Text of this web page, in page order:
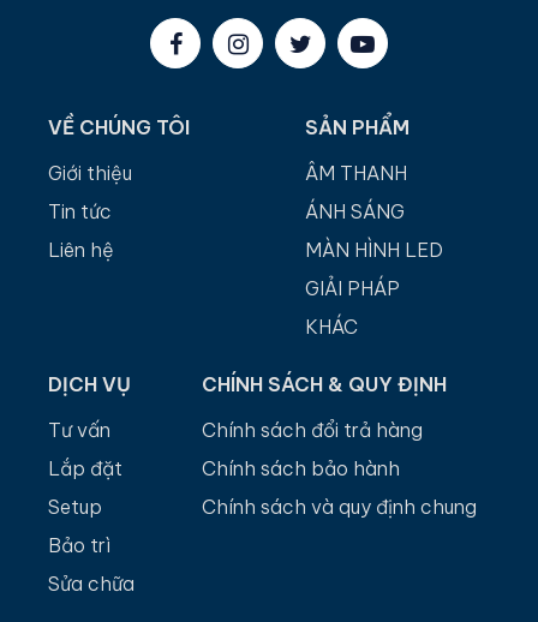
VỀ CHÚNG TÔI
Giới thiệu
Tin tức
Liên hệ
SẢN PHẨM
ÂM THANH
ÁNH SÁNG
MÀN HÌNH LED
GIẢI PHÁP
KHÁC
DỊCH VỤ
Tư vấn
Lắp đặt
Setup
Bảo trì
Sửa chữa
CHÍNH SÁCH & QUY ĐỊNH
Chính sách đổi trả hàng
Chính sách bảo hành
Chính sách và quy định chung